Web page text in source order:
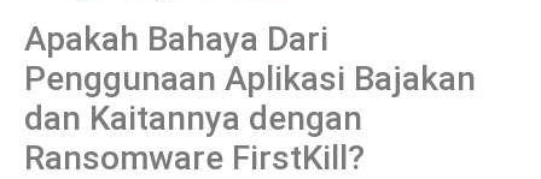
Apakah Bahaya Dari
Penggunaan Aplikasi Bajakan
dan Kaitannya dengan
Ransomware FirstKill?